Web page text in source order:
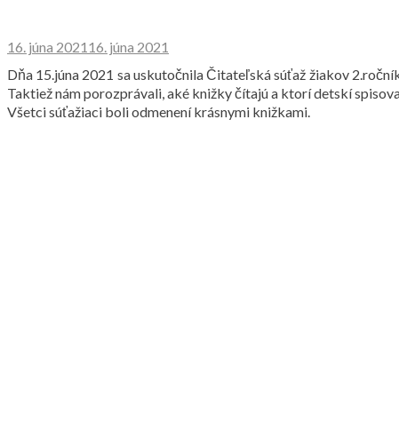
16. júna 2021 16. júna 2021
Dňa 15.júna 2021 sa uskutočnila Čitateľská súťaž žiakov
Taktiež nám porozprávali, aké knižky čítajú a ktorí detskí
Všetci súťažiaci boli odmenení krásnymi knižkami.